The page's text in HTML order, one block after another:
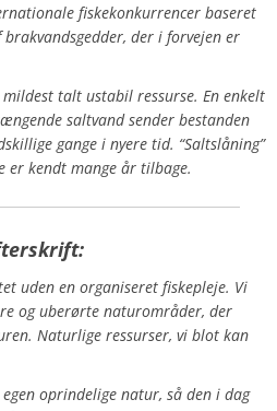
fiskekonkurrencer baseret
der i forvejen er
talt ustabil ressurse. En enkelt
saltvand sender bestanden
gange i nyere tid. “Saltslåning”
er kendt mange år tilbage.
uden en organiseret fiskepleje. Vi
og uberørte naturområder, der
Naturlige ressurser, vi blot kan
oprindelige natur, så den i dag